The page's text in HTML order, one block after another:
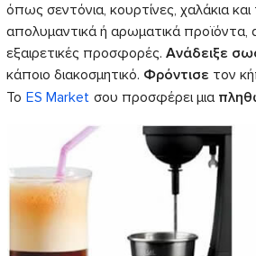
όπως σεντόνια, κουρτίνες, χαλάκια
απολυμαντικά ή αρωματικά
εξαιρετικές προσφορές. Ανάδειξε
κάποιο διακοσμητικό. Φρόντισε τον
Το ES Market σου προσφέρει μια